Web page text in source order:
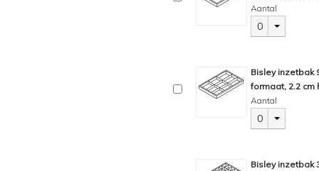
Aantal
0
Bisley inzetbak
formaat, 2.2 cm
Aantal
0
Bisley inzetbak